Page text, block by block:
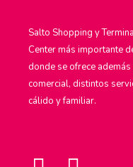
Salto Shopping y
Center más importante
donde se ofrece
comercial, distintos
cálido y familiar.